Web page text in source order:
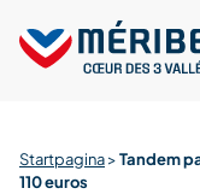
content
Startpagina>Tandem
110 euros